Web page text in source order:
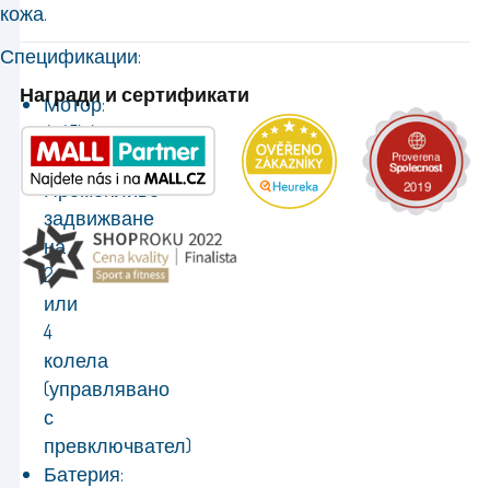
кожа.
Спецификации:
Мотор:
4x45W
Задвижване:
Променливо
задвижване
на
2
или
4
колела
(управлявано
с
превключвател)
Батерия:
Награди и сертификати